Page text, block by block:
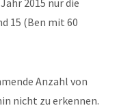
2015 nur die
15 (Ben mit 60
Anzahl von
nicht zu erkennen.